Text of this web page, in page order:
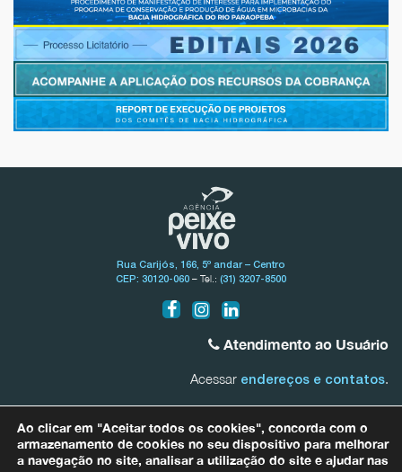
Rua Carijós, 166, 5º andar – Centro
CEP: 30120-060 – Tel.: (31) 3207-8500
Atendimento ao Usuário
Acessar endereços e contatos
0800.031.1607
Ao clicar em "Aceitar todos os cookies", concorda com o
armazenamento de cookies no seu dispositivo para melhorar
a navegação no site, analisar a utilização do site e ajudar nas